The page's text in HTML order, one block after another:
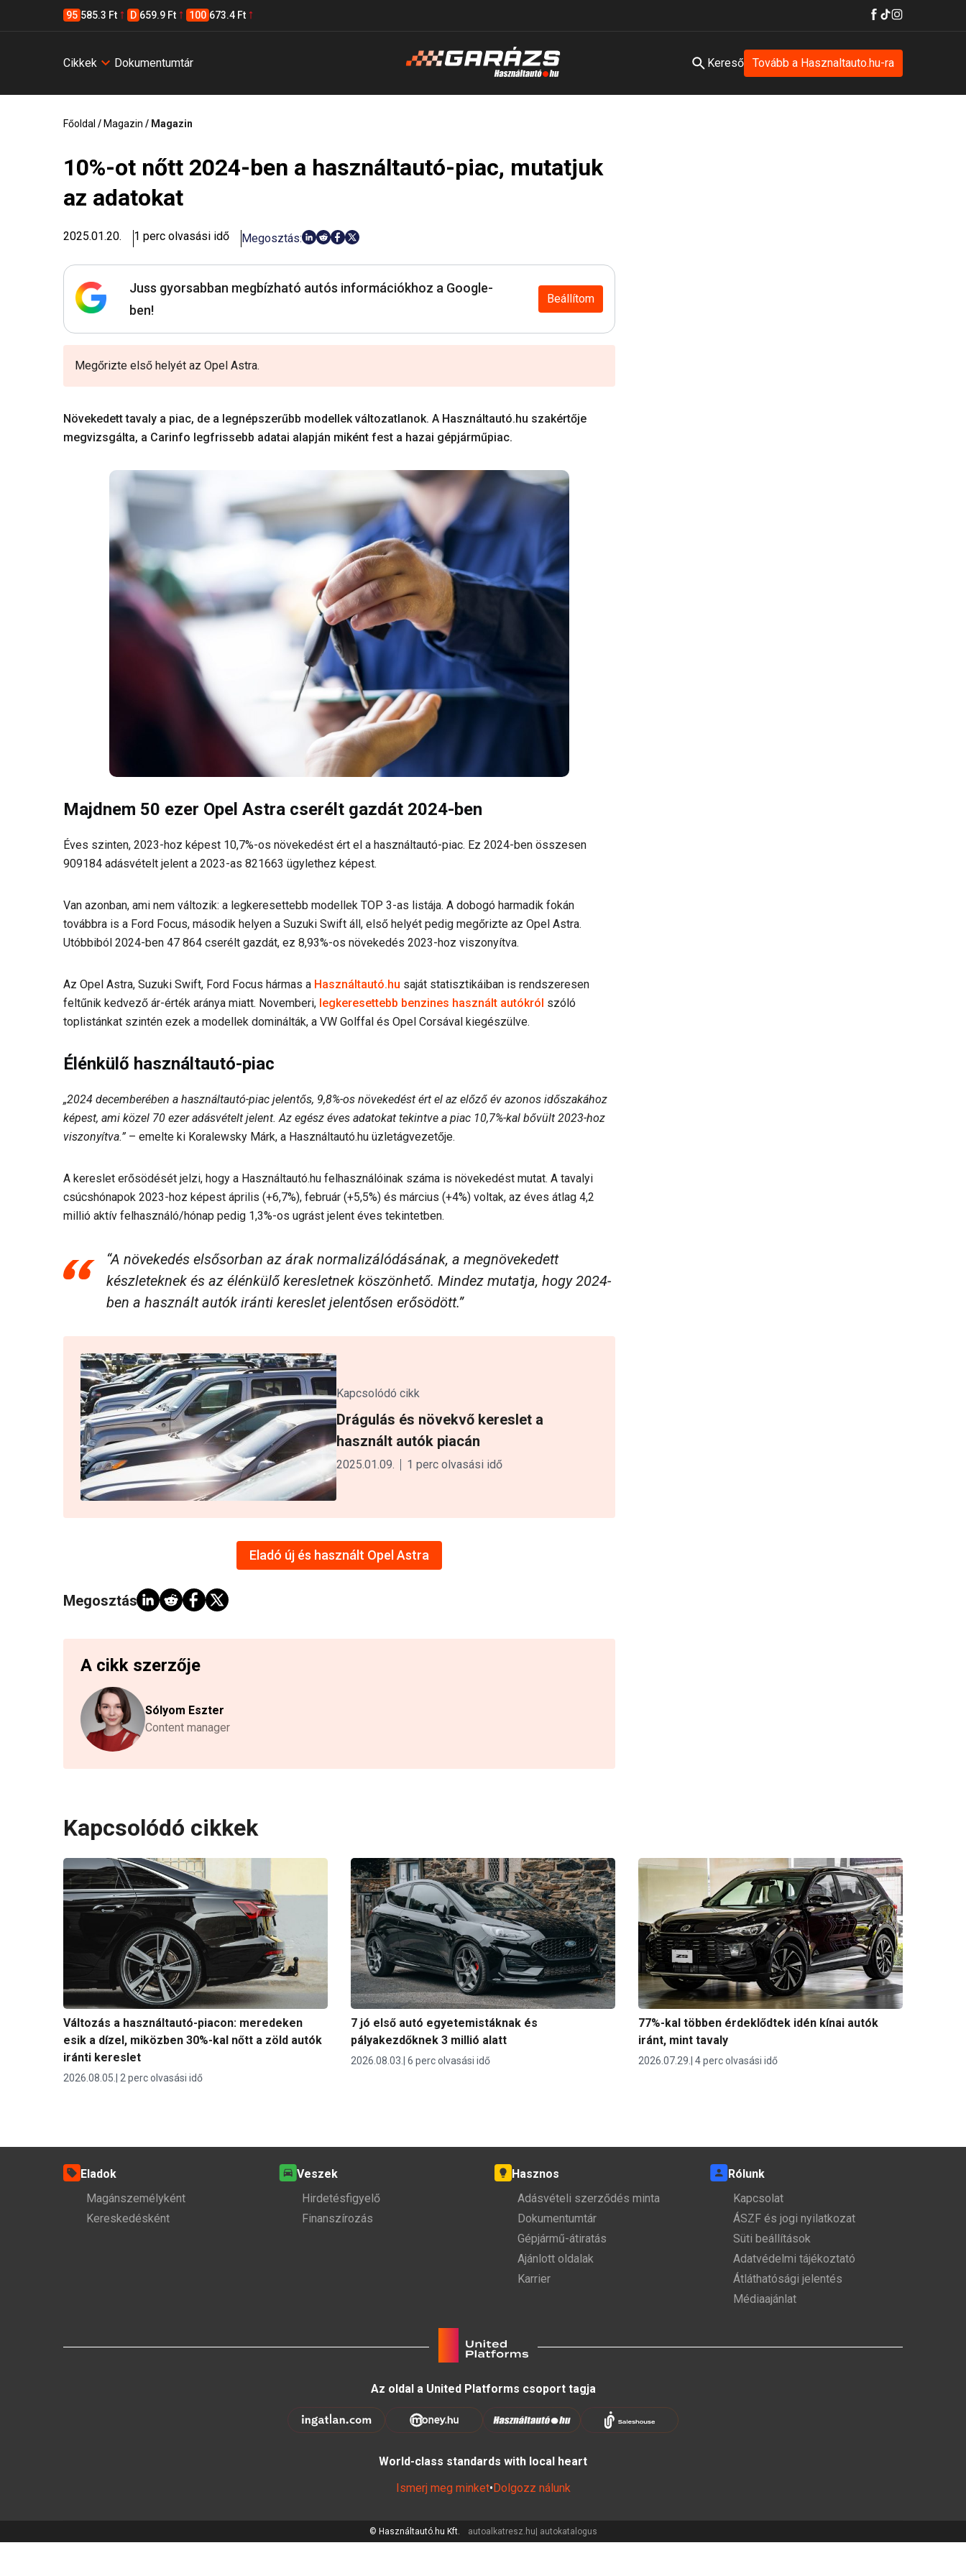
95 585.3 Ft D 659.9 Ft 100 673.4 Ft
Cikkek Dokumentumtár Kereső Tovább a Hasznaltauto.hu-ra
Főoldal / Magazin / Magazin
10%-ot nőtt 2024-ben a használtautó-piac, mutatjuk
az adatokat
2025.01.20. 1 perc olvasási idő Megosztás:
Juss gyorsabban megbízható autós információkhoz a Google-
ben!
Beállítom
Megőrizte első helyét az Opel Astra.
Növekedett tavaly a piac, de a legnépszerűbb modellek változatlanok. A Használtautó.hu szakértője
megvizsgálta, a Carinfo legfrissebb adatai alapján miként fest a hazai gépjárműpiac.
Majdnem 50 ezer Opel Astra cserélt gazdát 2024-ben
Éves szinten, 2023-hoz képest 10,7%-os növekedést ért el a használtautó-piac. Ez 2024-ben összesen
909184 adásvételt jelent a 2023-as 821663 ügylethez képest.
Van azonban, ami nem változik: a legkeresettebb modellek TOP 3-as listája. A dobogó harmadik fokán
továbbra is a Ford Focus, második helyen a Suzuki Swift áll, első helyét pedig megőrizte az Opel Astra.
Utóbbiból 2024-ben 47 864 cserélt gazdát, ez 8,93%-os növekedés 2023-hoz viszonyítva.
Az Opel Astra, Suzuki Swift, Ford Focus hármas a Használtautó.hu saját statisztikáiban is rendszeresen
feltűnik kedvező ár-érték aránya miatt. Novemberi, legkeresettebb benzines használt autókról szóló
toplistánkat szintén ezek a modellek dominálták, a VW Golffal és Opel Corsával kiegészülve.
Élénkülő használtautó-piac
„2024 decemberében a használtautó-piac jelentős, 9,8%-os növekedést ért el az előző év azonos időszakához
képest, ami közel 70 ezer adásvételt jelent. Az egész éves adatokat tekintve a piac 10,7%-kal bővült 2023-hoz
viszonyítva.” – emelte ki Koralewsky Márk, a Használtautó.hu üzletágvezetője.
A kereslet erősödését jelzi, hogy a Használtautó.hu felhasználóinak száma is növekedést mutat. A tavalyi
csúcshónapok 2023-hoz képest április (+6,7%), február (+5,5%) és március (+4%) voltak, az éves átlag 4,2
millió aktív felhasználó/hónap pedig 1,3%-os ugrást jelent éves tekintetben.
“A növekedés elsősorban az árak normalizálódásának, a megnövekedett
készleteknek és az élénkülő keresletnek köszönhető. Mindez mutatja, hogy 2024-
ben a használt autók iránti kereslet jelentősen erősödött.”
Kapcsolódó cikk
Drágulás és növekvő kereslet a
használt autók piacán
2025.01.09. 1 perc olvasási idő
Eladó új és használt Opel Astra
Megosztás:
A cikk szerzője
Sólyom Eszter
Content manager
Kapcsolódó cikkek
Változás a használtautó-piacon: meredeken
esik a dízel, miközben 30%-kal nőtt a zöld autók
iránti kereslet
2026.08.05. 2 perc olvasási idő
7 jó első autó egyetemistáknak és
pályakezdőknek 3 millió alatt
2026.08.03. 6 perc olvasási idő
77%-kal többen érdeklődtek idén kínai autók
iránt, mint tavaly
2026.07.29. 4 perc olvasási idő
Eladok
Magánszemélyként
Kereskedésként
Veszek
Hirdetésfigyelő
Finanszírozás
Hasznos
Adásvételi szerződés minta
Dokumentumtár
Gépjármű-átiratás
Ajánlott oldalak
Karrier
Rólunk
Kapcsolat
ÁSZF és jogi nyilatkozat
Süti beállítások
Adatvédelmi tájékoztató
Átláthatósági jelentés
Médiaajánlat
Az oldal a United Platforms csoport tagja
World-class standards with local heart
Ismerj meg minket• Dolgozz nálunk
© Használtautó.hu Kft. autoalkatresz.hu autokatalogus